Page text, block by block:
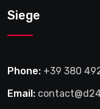
Siege
Phone: +39 380
Email: